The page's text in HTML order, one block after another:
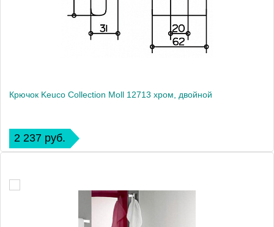
Крючок Keuco Collection Moll 12713 хром, двойной
2 237 руб.